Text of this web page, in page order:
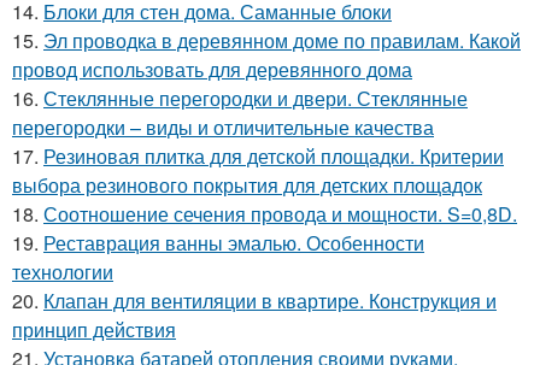
14. Блоки для стен дома. Саманные блоки
15. Эл проводка в деревянном доме по правилам. Какой
провод использовать для деревянного дома
16. Стеклянные перегородки и двери. Стеклянные
перегородки – виды и отличительные качества
17. Резиновая плитка для детской площадки. Критерии
выбора резинового покрытия для детских площадок
18. Соотношение сечения провода и мощности. S=0,8D.
19. Реставрация ванны эмалью. Особенности
технологии
20. Клапан для вентиляции в квартире. Конструкция и
принцип действия
21. Установка батарей отопления своими руками.